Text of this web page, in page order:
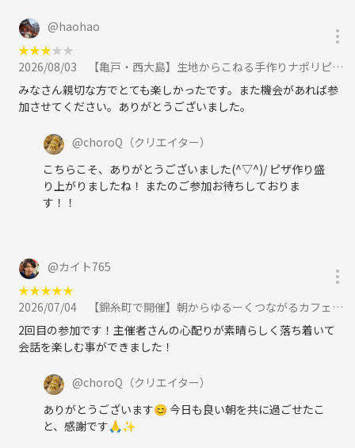
@haohao
★★★★★
2026/08/03
【亀戸・西大島】生地からこねる手作りナポリピザ会に参加
みなさん親切な方でとても楽しかったです。また機会があれば参
加させてください。ありがとうございました。
@choroQ （クリエイター）
こちらこそ、ありがとうございました(^▽^)/ ピザ作り盛
り上がりましたね！ またのご参加お待ちしておりま
す！！
@カイト765
★★★★★
2026/07/04
【錦糸町で開催】朝からゆるーくつながるカフェ会☕️🧩に参加
2回目の参加です！主催者さんの心配りが素晴らしく落ち着いて
会話を楽しむ事ができました！
@choroQ （クリエイター）
ありがとうございます😊 今日も良い朝を共に過ごせたこ
と、感謝です🙏✨️